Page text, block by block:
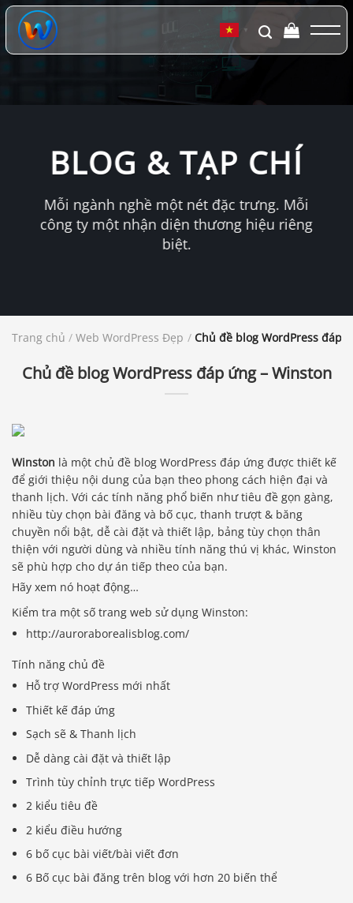
Chuyển
đến
dung
▼
BLOG & TẠP CHÍ
Mỗi ngành nghề một nét đặc trưng. Mỗi
công ty một nhận diện thương hiệu riêng
biệt.
Trang chủ / Web WordPress Đẹp / Chủ đề blog WordPress đáp
Chủ đề blog WordPress đáp ứng – Winston
Winston là một chủ đề blog WordPress đáp ứng được thiết kế
để giới thiệu nội dung của bạn theo phong cách hiện đại và
thanh lịch. Với các tính năng phổ biến như tiêu đề gọn gàng,
nhiều tùy chọn bài đăng và bố cục, thanh trượt & băng
chuyền nổi bật, dễ cài đặt và thiết lập, bảng tùy chọn thân
thiện với người dùng và nhiều tính năng thú vị khác, Winston
sẽ phù hợp cho dự án tiếp theo của bạn.
Hãy xem nó hoạt động…
Kiểm tra một số trang web sử dụng Winston:
http://auroraborealisblog.com/
Tính năng chủ đề
Hỗ trợ WordPress mới nhất
Thiết kế đáp ứng
Sạch sẽ & Thanh lịch
Dễ dàng cài đặt và thiết lập
Trình tùy chỉnh trực tiếp WordPress
2 kiểu tiêu đề
2 kiểu điều hướng
6 bố cục bài viết/bài viết đơn
6 Bố cục bài đăng trên blog với hơn 20 biến thể